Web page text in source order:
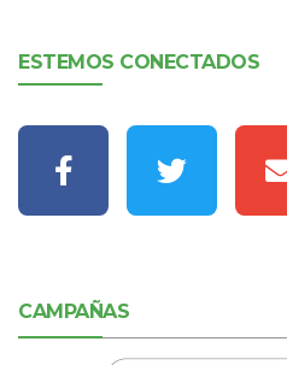
ESTEMOS CONECTADOS
CAMPAÑAS